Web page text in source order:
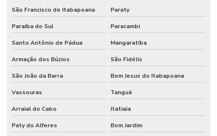
Projeto píer fixo
Projeto píer flutuante
Venda de píer flutuante
São Francisco de Itabapoana Paraty
Paraíba do Sul Paracambi
Santo Antônio de Pádua Mangaratiba
Armação dos Búzios São Fidélis
São João da Barra Bom Jesus do Itabapoana
Vassouras Tanguá
Arraial do Cabo Itatiaia
Paty do Alferes Bom Jardim